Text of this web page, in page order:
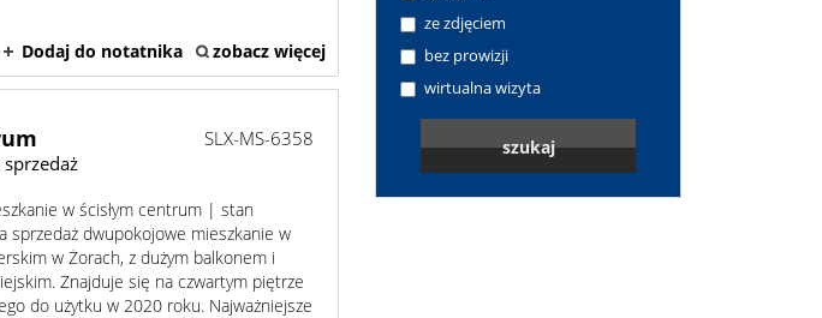
Dodaj do notatnika zobacz więcej
SLX-MS-6358
w ścisłym centrum | stan
sprzedaż dwupokojowe mieszkanie w
w Żorach, z dużym balkonem i
Znajduje się na czwartym piętrze
do użytku w 2020 roku. Najważniejsze
ze zdjęciem
bez prowizji
wirtualna wizyta